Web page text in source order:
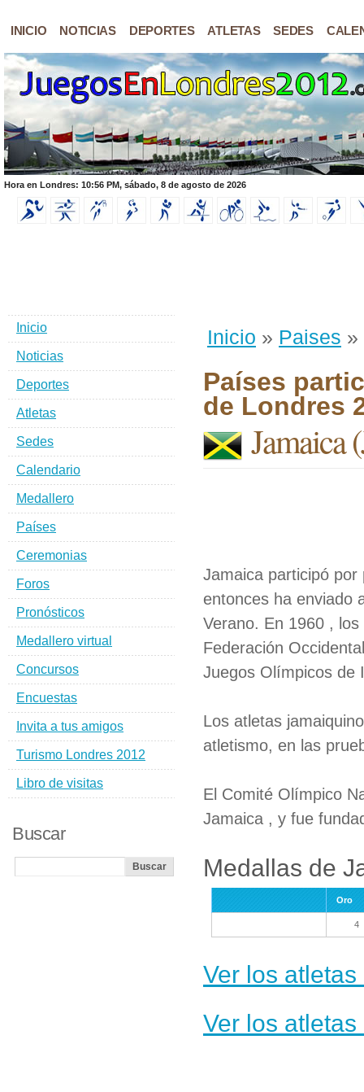
INICIO NOTICIAS DEPORTES ATLETAS SEDES
Hora en Londres: 10:56 PM, sábado, 8 de agosto de 2026
Inicio » Paises »
Países
de Londres
Jamaica
Jamaica participó
entonces ha enviado
Verano. En 1960 ,
Federación
Juegos Olímpicos de
Los atletas
atletismo, en las
El Comité Olímpico
Jamaica , y fue
Medallas de
Oro
4
Ver los
Ver los
Inicio
Noticias
Deportes
Atletas
Sedes
Calendario
Medallero
Países
Ceremonias
Foros
Pronósticos
Medallero virtual
Concursos
Encuestas
Invita a tus amigos
Turismo Londres 2012
Libro de visitas
Buscar